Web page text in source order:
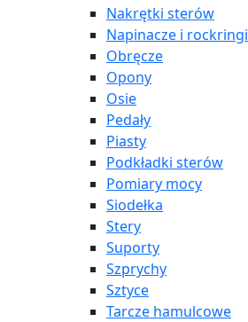
Nakrętki sterów
Napinacze i rockringi
Obręcze
Opony
Osie
Pedały
Piasty
Podkładki sterów
Pomiary mocy
Siodełka
Stery
Suporty
Szprychy
Sztyce
Tarcze hamulcowe